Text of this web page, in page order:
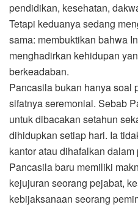
pendidikan, kesehatan,
Tetapi keduanya sedang
sama: membuktikan bahwa
menghadirkan kehidupan
berkeadaban.
Pancasila bukan hanya soal
sifatnya seremonial. Sebab
untuk dibacakan setahun
dihidupkan setiap hari. Ia
kantor atau dihafalkan
Pancasila baru memiliki
kejujuran seorang pejabat,
kebijaksanaan seorang